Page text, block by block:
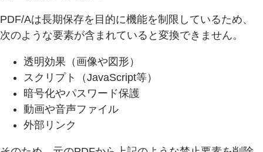
PDF/Aは長期保存を目的に機能を制限しているため、
次のような要素が含まれていると変換できません。
透明効果（画像や図形）
スクリプト（JavaScript等）
暗号化やパスワード保護
動画や音声ファイル
外部リンク